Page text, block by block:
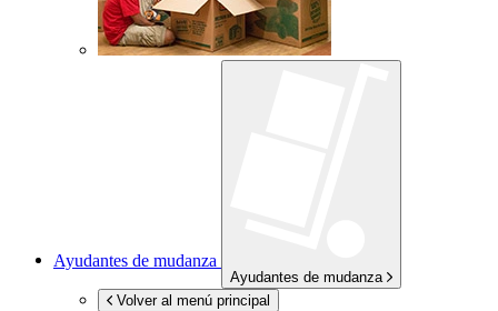
Ayudantes de mudanza
Ayudantes de mudanza
Volver al menú principal